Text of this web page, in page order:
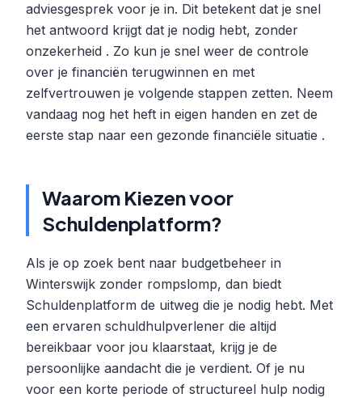
adviesgesprek voor je in. Dit betekent dat je snel
het antwoord krijgt dat je nodig hebt, zonder
onzekerheid . Zo kun je snel weer de controle
over je financiën terugwinnen en met
zelfvertrouwen je volgende stappen zetten. Neem
vandaag nog het heft in eigen handen en zet de
eerste stap naar een gezonde financiële situatie .
Waarom Kiezen voor
Schuldenplatform?
Als je op zoek bent naar budgetbeheer in
Winterswijk zonder rompslomp, dan biedt
Schuldenplatform de uitweg die je nodig hebt. Met
een ervaren schuldhulpverlener die altijd
bereikbaar voor jou klaarstaat, krijg je de
persoonlijke aandacht die je verdient. Of je nu
voor een korte periode of structureel hulp nodig